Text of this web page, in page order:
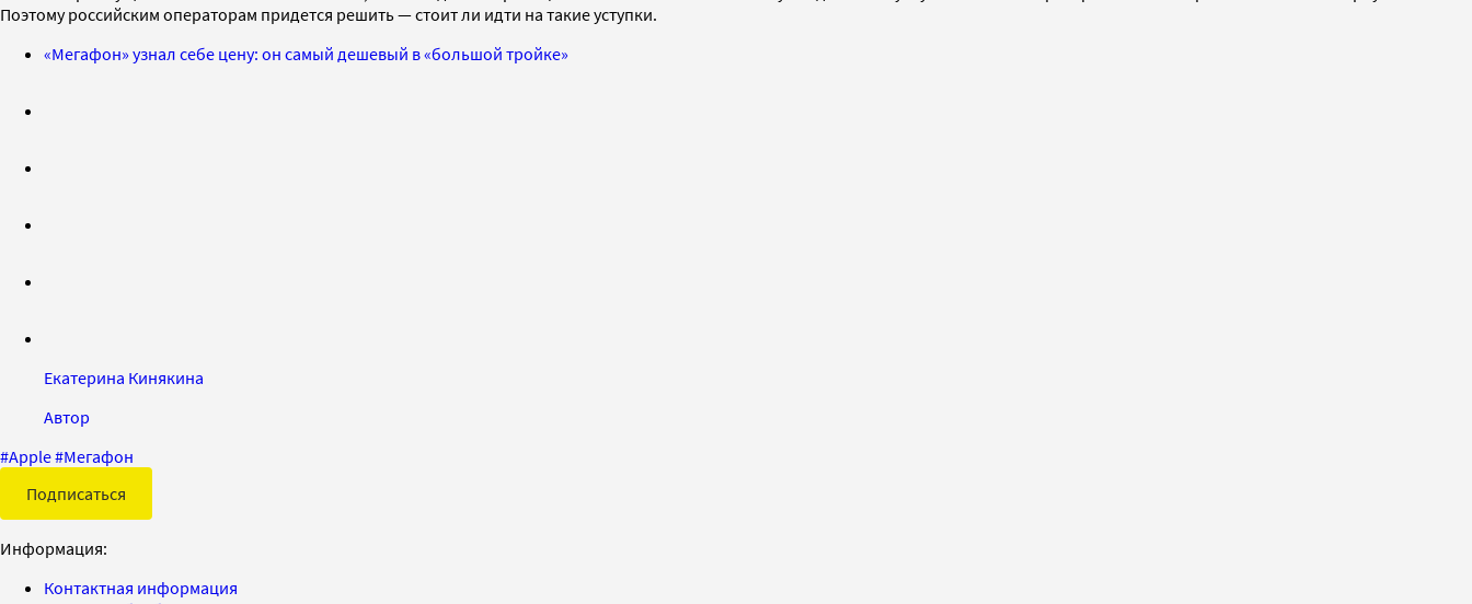
Поэтому российским операторам придется решить — стоит ли идти на такие уступки.
«Мегафон» узнал себе цену: он самый дешевый в «большой тройке»
Екатерина Кинякина
Автор
#Apple#Мегафон
Подписаться
Информация:
Контактная информация